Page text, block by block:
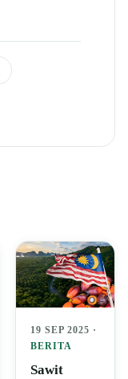
19 SEP 2025 ·
BERITA
Sawit